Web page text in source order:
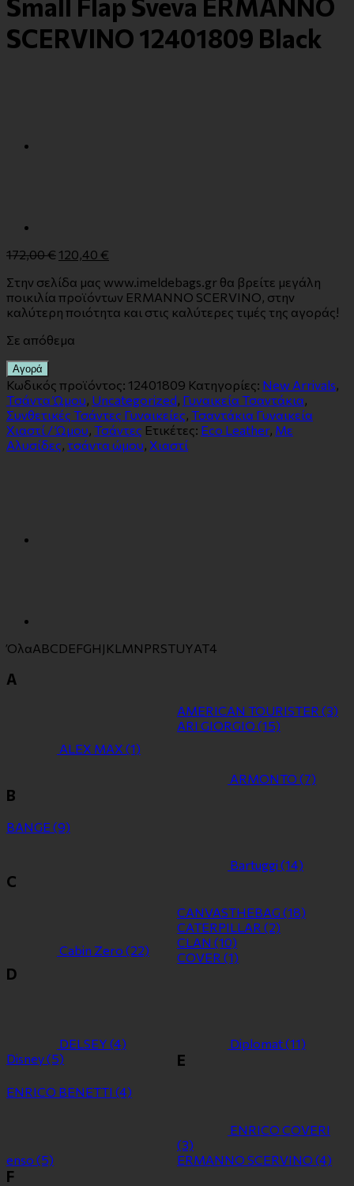
Small Flap Sveva ERMANNO
SCERVINO 12401809 Black
172,00€ 120,40 €
Στην σελίδα μας www.imeldebags.gr θα βρείτε μεγάλη
ποικιλία προϊόντων ERMANNO SCERVINO, στην
καλύτερη ποιότητα και στις καλύτερες τιμές της αγοράς!
Σε απόθεμα
Αγορά
Κωδικός προϊόντος: 12401809 Κατηγορίες: New Arrivals
Tσάντα Ώμου Uncategorized Γυναικεία Τσαντάκια
Συνθετικές Τσάντες Γυναικείες Τσαντάκια Γυναικεία
Χιαστί / Ώμου Τσάντες Ετικέτες: Eco Leather, Με
Αλυσίδες τσάντα ώμου Χιαστί
ΌλαABCDEFGH J KL MN PRSTUYΑΤ4
A
ALEX MAX (1)
AMERICAN TOURISTER (3)
ARI GIORGIO (15)
ARMONTO (7)
B
BANGE (9)
Bartuggi (14)
C
Cabin Zero (22)
CANVASTHEBAG (18)
CATERPILLAR (2)
CLAN (10)
COVER (1)
D
DELSEY (4) Diplomat(11)
Disney(5) E
ENRICO BENETTI (4)
ENRICO COVERI
(3)
enso (5) ERMANNO SCERVINO (4)
F